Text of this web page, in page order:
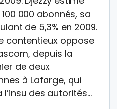
000 abonnés, sa
de 5,3% en 2009.
contentieux oppose
depuis la
de deux
à Lafarge, qui
des autorités…